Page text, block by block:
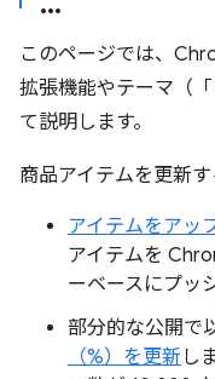
このページでは、
拡張機能やテーマ（
て説明します。
商品アイテムを更新す
アイテムをアッ
アイテムを
ーベースにプッ
部分的な公開で
（%）を更新 し